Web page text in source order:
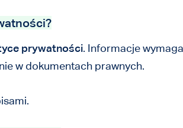
prywatności. Informacje
w dokumentach prawnych.